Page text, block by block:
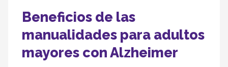
Beneficios de las
manualidades para adultos
mayores con Alzheimer